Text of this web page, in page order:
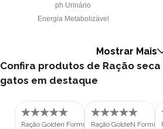
ph Urinário
Energia Metabolizável
Mostrar Mais
Confira produtos de Ração seca
gatos em destaque
Ração Golden Formula Gatos Adultos
Ração GoldeN